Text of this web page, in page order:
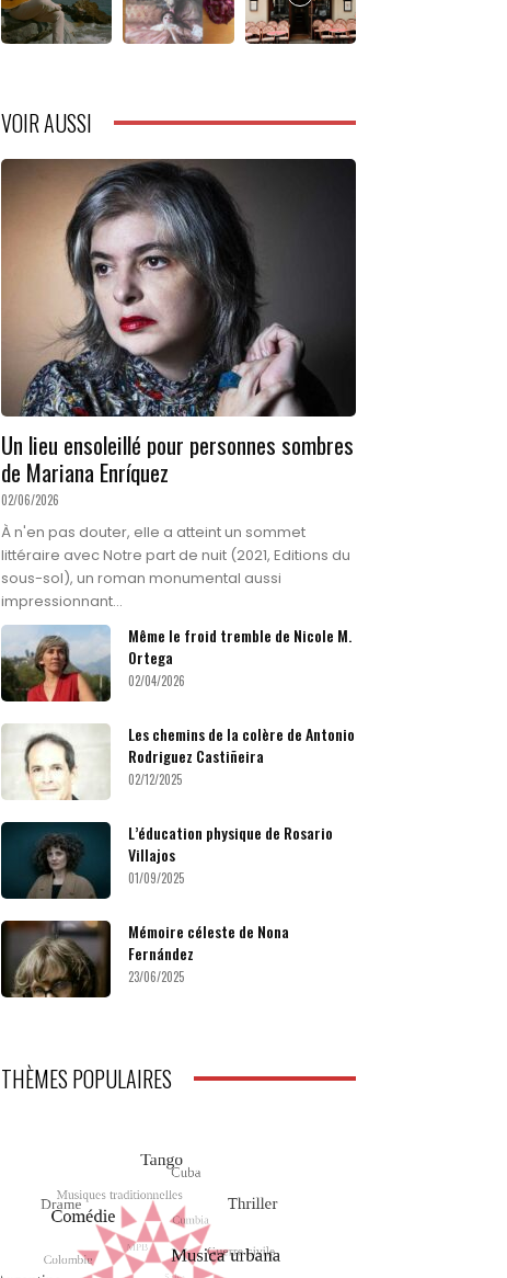
VOIR AUSSI
Un lieu ensoleillé pour personnes sombres
de Mariana Enríquez
02/06/2026
À n'en pas douter, elle a atteint un sommet
littéraire avec Notre part de nuit (2021, Editions du
sous-sol), un roman monumental aussi
impressionnant...
Même le froid tremble de Nicole M.
Ortega
02/04/2026
Les chemins de la colère de Antonio
Rodriguez Castiñeira
02/12/2025
L’éducation physique de Rosario
Villajos
01/09/2025
Mémoire céleste de Nona
Fernández
23/06/2025
THÈMES POPULAIRES